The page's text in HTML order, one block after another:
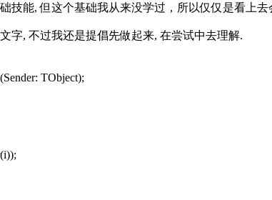
技能, 但这个基础我从来没学过，所以仅仅是看上去
字, 不过我还是提倡先做起来, 在尝试中去理解.
TObject);